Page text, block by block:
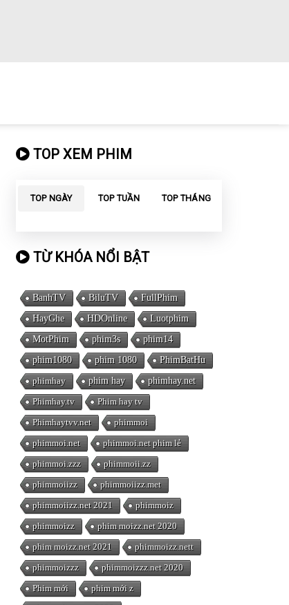
TOP XEM PHIM
TOP NGÀY TOP TUẦN TOP THÁNG
TỪ KHÓA NỔI BẬT
BanhTV BiluTV
FullPhim
HayGhe
HDOnline
Luotphim
MotPhim
phim3s
phim14
phim1080
phim 1080
PhimBatHu
phimhay
phim hay
phimhay.net
Phimhay.tv
Phim hay tv
Phimhaytvv.net
phimmoi
phimmoi.net
phimmoi.net phim lẻ
phimmoi.zzz
phimmoii.zz
phimmoiizz
phimmoiizz.met
phimmoiizz.net 2021
phimmoiz
phimmoizz
phim moizz.net 2020
phim moizz.net 2021
phimmoizz.nett
phimmoizzz
phimmoizzz.net 2020
Phim mới
phim mới z